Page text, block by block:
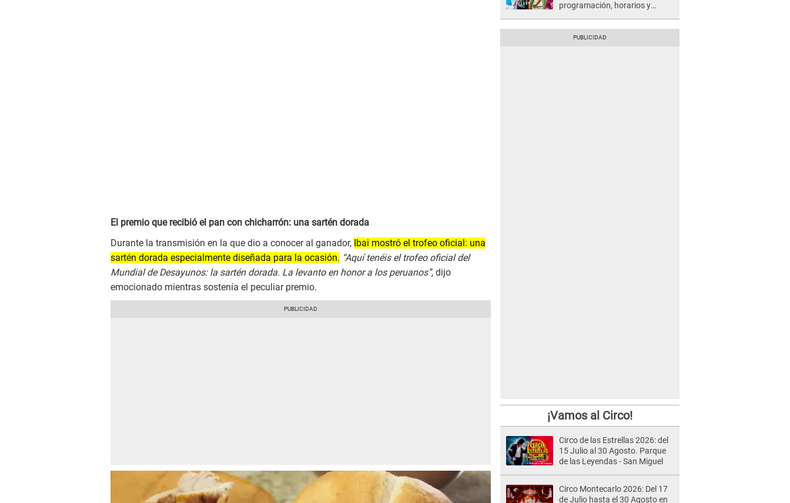
El premio que recibió el pan con chicharrón: una sartén dorada
Durante la transmisión en la que dio a conocer al ganador, Ibai mostró el trofeo oficial: una
sartén dorada especialmente diseñada para la ocasión. “Aquí tenéis el trofeo oficial del
Mundial de Desayunos: la sartén dorada. La levanto en honor a los peruanos”, dijo
emocionado mientras sostenía el peculiar premio.
programación, horarios y
¡Vamos al Circo!
Circo de las Estrellas 2026: del
15 Julio al 30 Agosto. Parque
de las Leyendas - San Miguel
Circo Montecarlo 2026: Del 17
de Julio hasta el 30 Agosto en